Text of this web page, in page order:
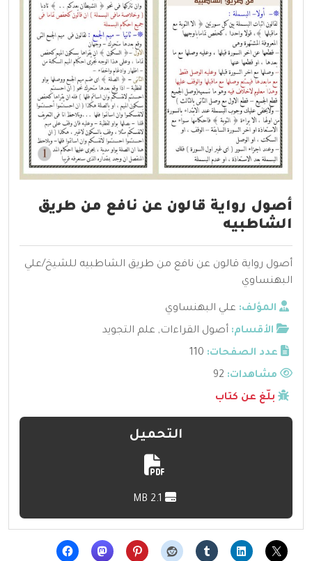
أصول رواية قالون عن نافع من طريق
الشاطبيه
أصول رواية قالون عن نافع من طريق الشاطبيه للشيخ/علي
البهنساوي
المؤلف: علي البهنساوي
الأقسام: أصول القراءات, علم التجويد
عدد الصفحات: 110
مشاهدات:
بلّغ عن كتاب
التحميل